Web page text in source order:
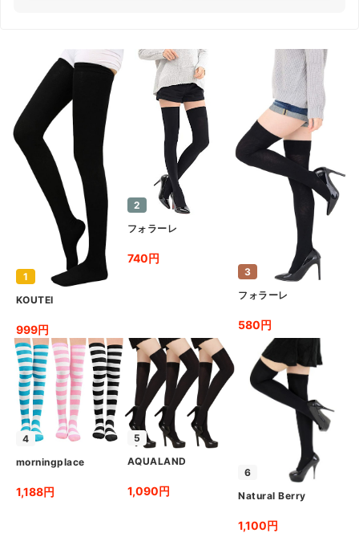
1
KOUTEI
999円
2
フォラーレ
740円
3
フォラーレ
580円
4
morningplace
1,188円
5
AQUALAND
1,090円
6
Natural Berry
1,100円